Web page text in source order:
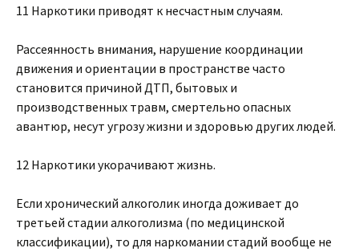
11 Наркотики приводят к несчастным случаям.
Рассеянность внимания, нарушение координации
движения и ориентации в пространстве часто
становится причиной ДТП, бытовых и
производственных травм, смертельно опасных
авантюр, несут угрозу жизни и здоровью других людей.
12 Наркотики укорачивают жизнь.
Если хронический алкоголик иногда доживает до
третьей стадии алкоголизма (по медицинской
классификации), то для наркомании стадий вообще не